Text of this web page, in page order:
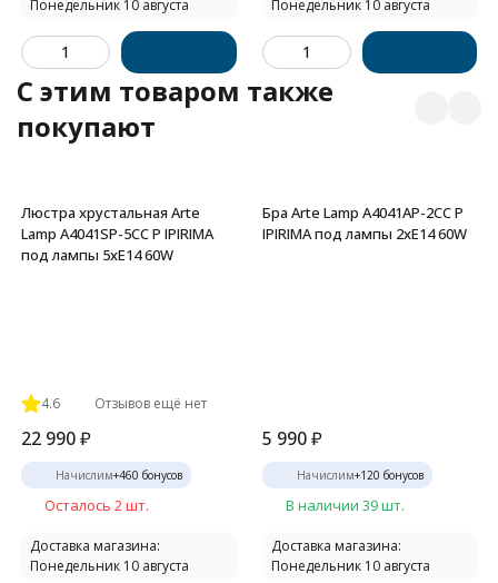
Понедельник 10 августа
Понедельник 10 августа
C этим товаром также
покупают
Люстра хрустальная Arte
Lamp A4041SP-5CC P IPIRIMA
под лампы 5xE14 60W
4.6 Отзывов ещё нет
22 990₽
Начислим+460 бонусов
Осталось 2 шт.
Доставка магазина:
Понедельник 10 августа
Бра Arte Lamp A4041AP-2CC P
IPIRIMA под лампы 2xE14 60W
5 990 ₽
Начислим+120 бонусов
В наличии 39 шт.
Доставка магазина:
Понедельник 10 августа